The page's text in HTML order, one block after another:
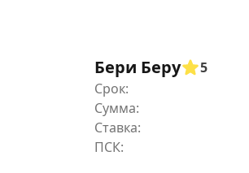
Бери Беру
5
Срок:
Сумма:
Ставка: